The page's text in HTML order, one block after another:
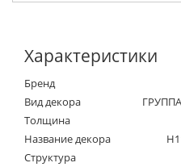
Характеристики
Бренд
Вид декора
Толщина
Название декора
Структура